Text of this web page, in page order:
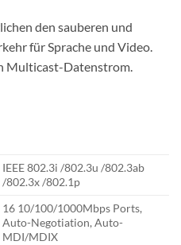
den sauberen und
für Sprache und Video.
Multicast-Datenstrom.
IEEE 802.3i /802.3u /802.3ab
/802.3x /802.1p
16 10/100/1000Mbps Ports,
Auto-Negotiation, Auto-
MDI/MDIX